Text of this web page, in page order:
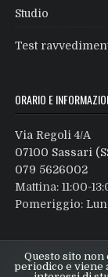
Studio
Test
ORARIO E
Via Regoli 4/A
07100 Sassari
079 5626002
Mattina: 11:00-
Pomeriggio:
Questo sito non
periodico e viene